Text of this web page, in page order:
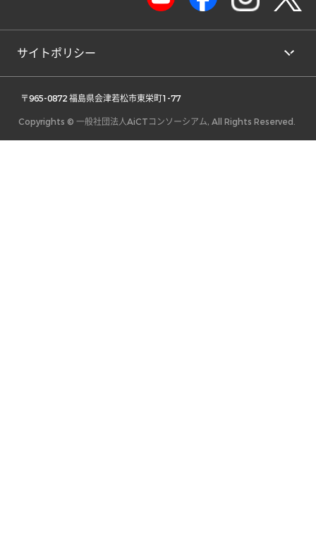
サイトポリシー
〒965-0872 福島県会津若松市東栄町1-77
Copyrights © 一般社団法人AiCTコンソーシアム, All Rights Reserved.